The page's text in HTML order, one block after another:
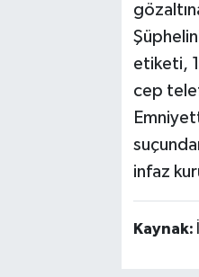
etiketi,
cep
infaz
Kaynak: